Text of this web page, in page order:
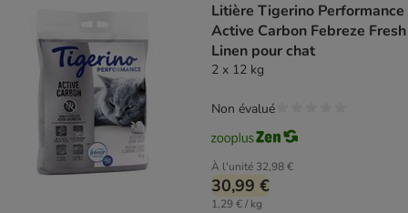
Litière Tigerino Performance
Active Carbon Febreze Fresh
Linen pour chat
2 x 12 kg
À l'unité 32,98 €
30,99 €
1,29 € / kg
Non évalué